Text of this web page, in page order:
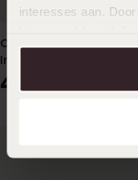
interesses aan. Door
aanpassen. Lees er
Ohrringe, 585 Gelbgold,
Infinity mit 8 Diamanten
479